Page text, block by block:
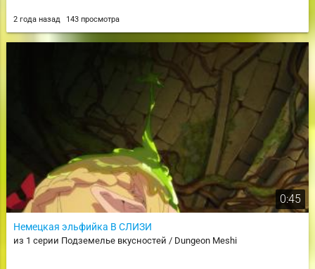
2 года назад 143 просмотра
0:45
Немецкая эльфийка В СЛИЗИ
из 1 серии Подземелье вкусностей / Dungeon Meshi